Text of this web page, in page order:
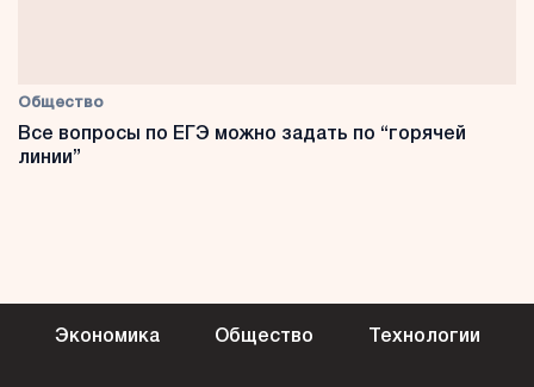
Общество
Все вопросы по ЕГЭ можно задать по “горячей
линии”
Экономика Общество Технологии